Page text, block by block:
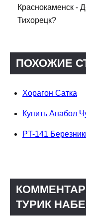
Краснокаменск -
Тихорецк?
ПОХОЖИЕ
Хорагон Сатка
Купить Анабол
PT-141
ТУРИК